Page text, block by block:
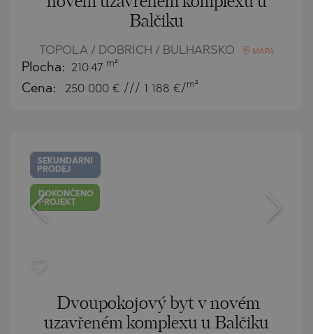
Balčiku
TOPOLA / DOBRICH / BULHARSKO MAPA
Plocha: 210.47 m²
Cena: 250 000 € /// 1 188 €/ m²
SEKUNDÁRNÍ
PRODEJ
DOKONČENO
PROJEKT
Dvoupokojový byt v novém
uzavřeném komplexu u Balčiku